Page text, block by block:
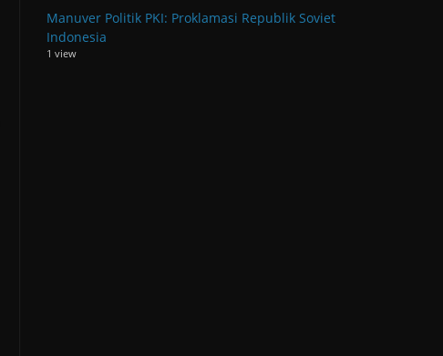
Manuver Politik PKI: Proklamasi Republik Soviet
Indonesia
1 view